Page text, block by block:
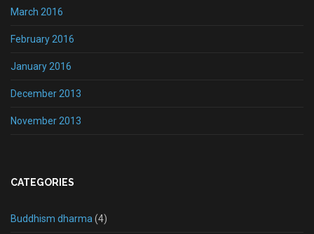
March 2016
February 2016
January 2016
December 2013
November 2013
CATEGORIES
Buddhism dharma (4)